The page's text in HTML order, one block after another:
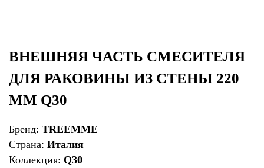
ВНЕШНЯЯ ЧАСТЬ СМЕСИТЕЛЯ
ДЛЯ РАКОВИНЫ ИЗ СТЕНЫ 220
ММ Q30
Бренд: TREEMME
Страна: Италия
Коллекция: Q30